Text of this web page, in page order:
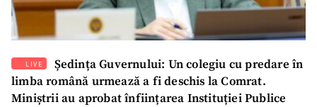
LIVE
Ședința Guvernului: Un colegiu cu predare în
limba română urmează a fi deschis la Comrat.
Miniștrii au aprobat înființarea Instituției Publice